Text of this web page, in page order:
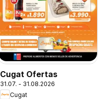
Cugat Ofertas
31.07. - 31.08.2026
Cugat